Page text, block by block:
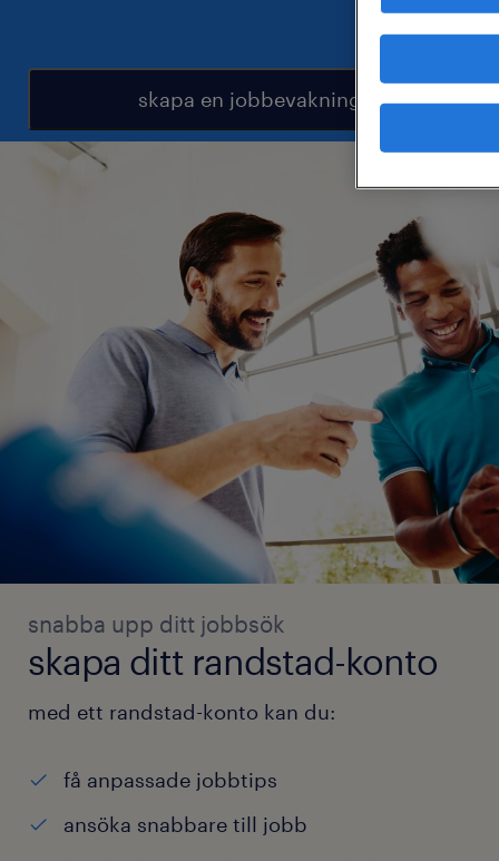
skapa en jobbevakning
snabba upp ditt jobbsök
skapa ditt randstad-konto
med ett randstad-konto kan du:
få anpassade jobbtips
ansöka snabbare till jobb